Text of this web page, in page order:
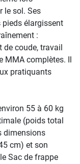
le sol. Ses
pieds élargissent
:
coude, travail
complètes. Il
pratiquants
55 à 60 kg
(poids total
dimensions
cm) et son
Sac de frappe